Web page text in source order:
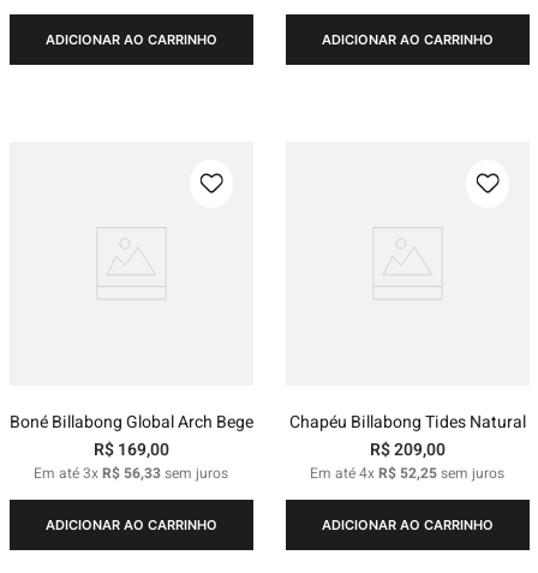
ADICIONAR AO CARRINHO ADICIONAR AO CARRINHO
Boné Billabong Global Arch Bege
R$ 169,00
Em até3xR$ 56,33sem juros
ADICIONAR AO CARRINHO
Chapéu Billabong Tides Natural
R$209,00
Em até4xR$ 52,25sem juros
ADICIONAR AO CARRINHO